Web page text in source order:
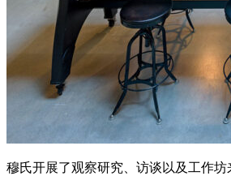
穆氏开展了观察研究、访谈以及工作